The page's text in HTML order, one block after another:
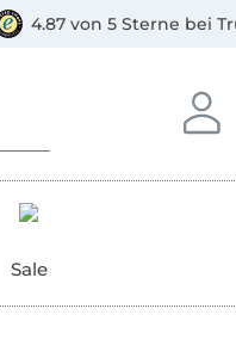
4.87 von 5 Sterne bei
In
Sale